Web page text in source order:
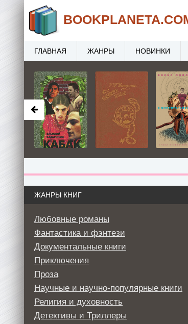
ЖАНРЫ КНИГ
Любовные романы
Фантастика и фэнтези
Документальные книги
Приключения
Проза
Научные и научно-популярные книги
Религия и духовность
Детективы и Триллеры
BOOKPLANETA
ГЛАВНАЯ ЖАНРЫ НОВИНКИ